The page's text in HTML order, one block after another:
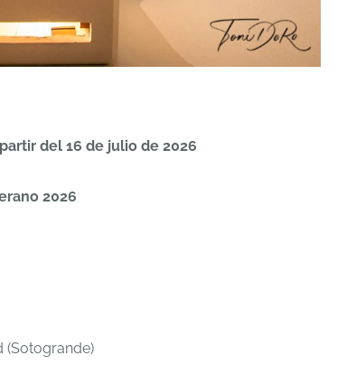
del 16 de julio de 2026
2026
(Sotogrande)